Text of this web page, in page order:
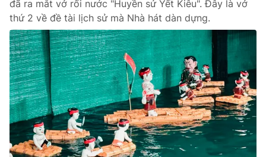
Liên hệ tòa soạn English
THỜI BÁO VTV
Theo dõi báo trên
đã ra mắt vở rối nước "Huyền sử Yết Kiêu". Đây là vở
thứ 2 về đề tài lịch sử mà Nhà hát dàn dựng.